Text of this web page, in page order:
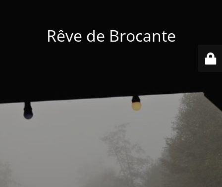
Rêve de Brocante